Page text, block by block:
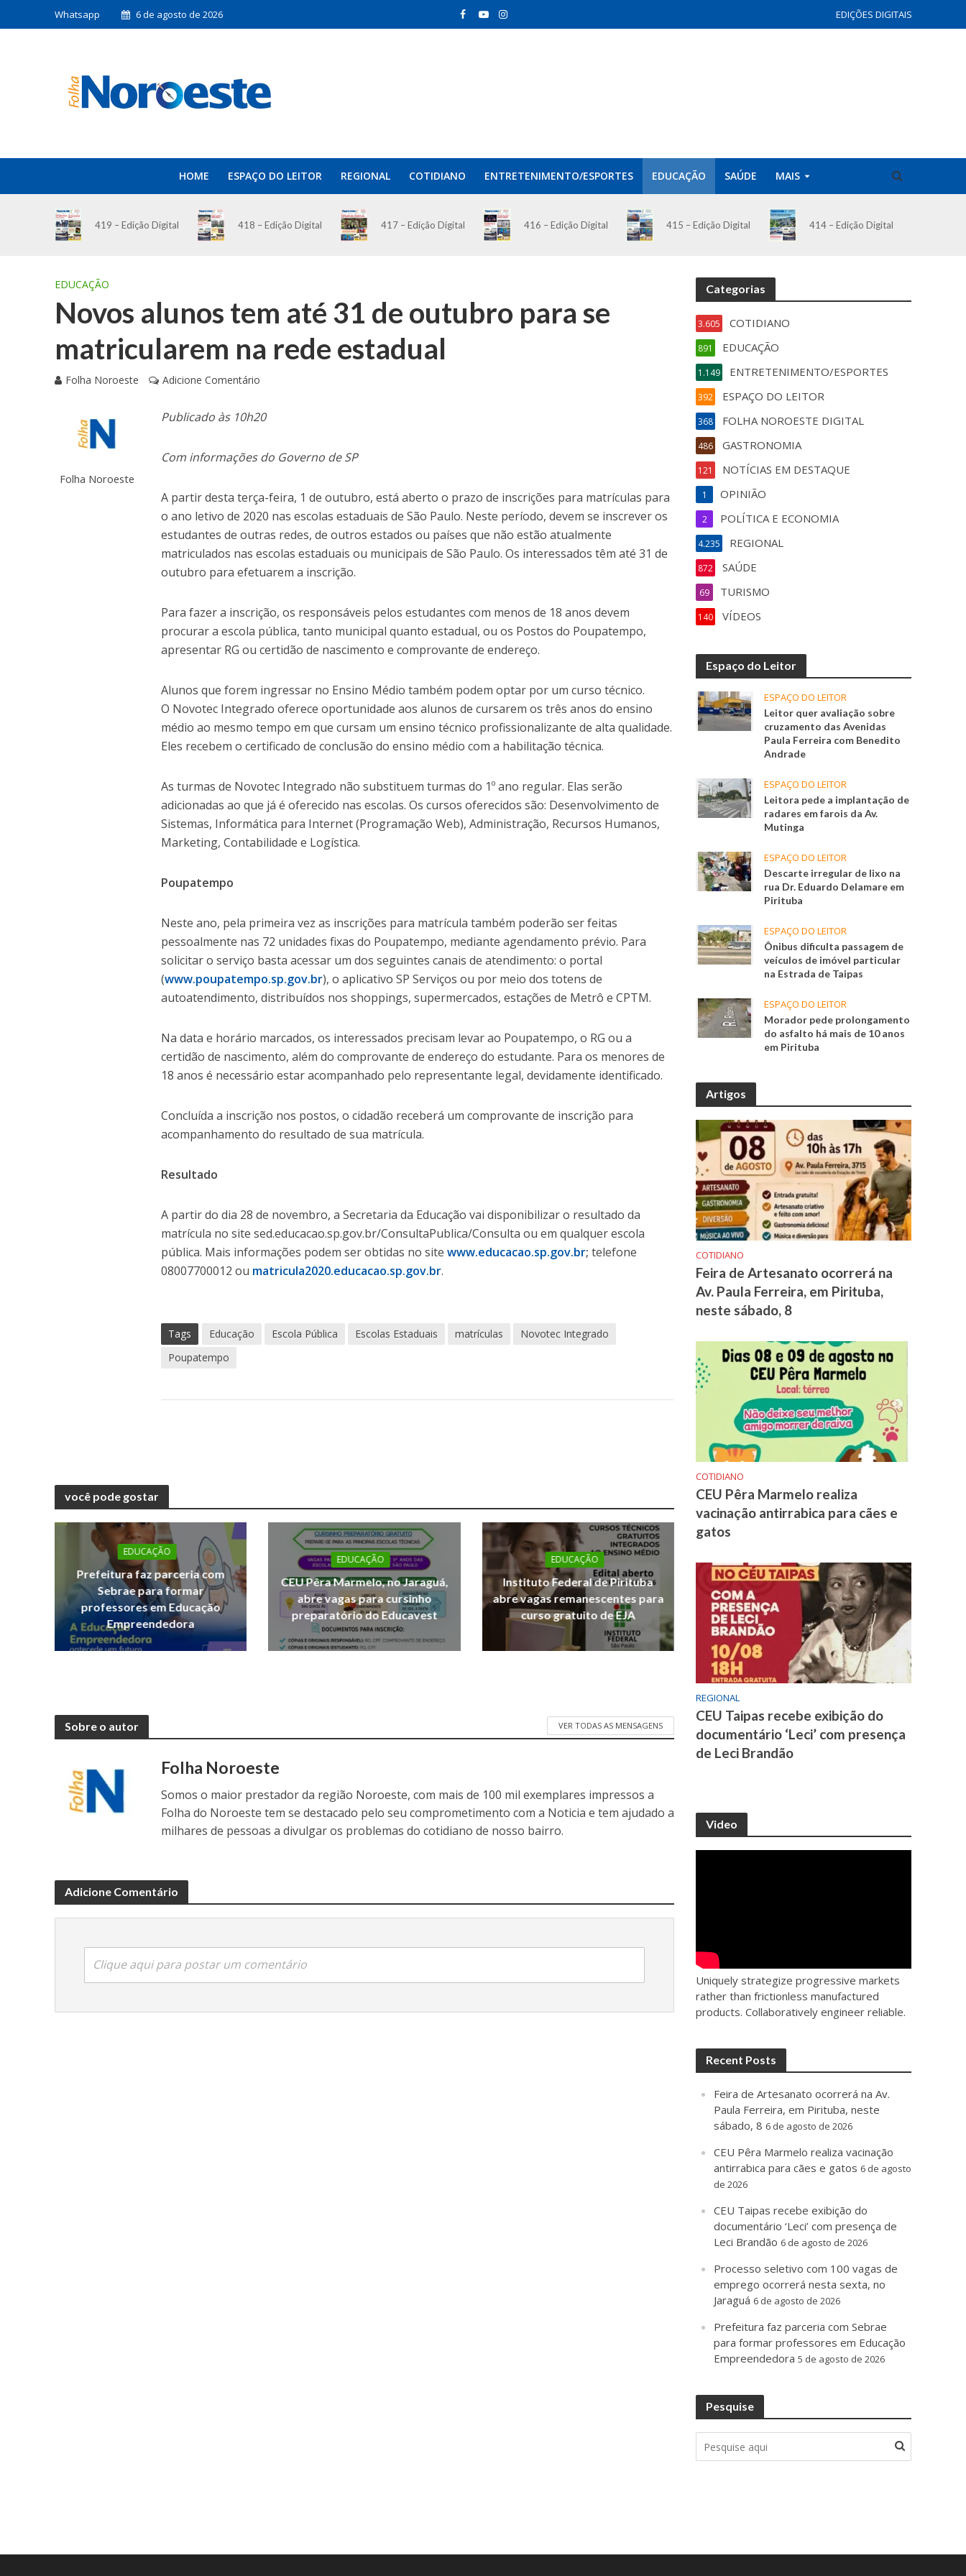
Whatsapp 6 de agosto de 2026 EDIÇÕES DIGITAIS
HOME ESPAÇO DO LEITOR REGIONAL COTIDIANO ENTRETENIMENTO/ESPORTES EDUCAÇÃO SAÚDE MAIS
419 – Edição Digital 418 – Edição Digital 417 – Edição Digital 416 – Edição Digital 415 – Edição Digital 414 – Edição Digital
EDUCAÇÃO
Novos alunos tem até 31 de outubro para se
matricularem na rede estadual
Folha Noroeste Adicione Comentário
Folha Noroeste
Publicado às 10h20
Com informações do Governo de SP
A partir desta terça-feira, 1 de outubro, está aberto o prazo de inscrições para matrículas para
o ano letivo de 2020 nas escolas estaduais de São Paulo. Neste período, devem se inscrever os
estudantes de outras redes, de outros estados ou países que não estão atualmente
matriculados nas escolas estaduais ou municipais de São Paulo. Os interessados têm até 31 de
outubro para efetuarem a inscrição.
Para fazer a inscrição, os responsáveis pelos estudantes com menos de 18 anos devem
procurar a escola pública, tanto municipal quanto estadual, ou os Postos do Poupatempo,
apresentar RG ou certidão de nascimento e comprovante de endereço.
Alunos que forem ingressar no Ensino Médio também podem optar por um curso técnico.
O Novotec Integrado oferece oportunidade aos alunos de cursarem os três anos do ensino
médio ao mesmo tempo em que cursam um ensino técnico profissionalizante de alta qualidade.
Eles recebem o certificado de conclusão do ensino médio com a habilitação técnica.
As turmas de Novotec Integrado não substituem turmas do 1º ano regular. Elas serão
adicionadas ao que já é oferecido nas escolas. Os cursos oferecidos são: Desenvolvimento de
Sistemas, Informática para Internet (Programação Web), Administração, Recursos Humanos,
Marketing, Contabilidade e Logística.
Poupatempo
Neste ano, pela primeira vez as inscrições para matrícula também poderão ser feitas
pessoalmente nas 72 unidades fixas do Poupatempo, mediante agendamento prévio. Para
solicitar o serviço basta acessar um dos seguintes canais de atendimento: o portal
(www.poupatempo.sp.gov.br), o aplicativo SP Serviços ou por meio dos totens de
autoatendimento, distribuídos nos shoppings, supermercados, estações de Metrô e CPTM.
Na data e horário marcados, os interessados precisam levar ao Poupatempo, o RG ou a
certidão de nascimento, além do comprovante de endereço do estudante. Para os menores de
18 anos é necessário estar acompanhado pelo representante legal, devidamente identificado.
Concluída a inscrição nos postos, o cidadão receberá um comprovante de inscrição para
acompanhamento do resultado de sua matrícula.
Resultado
A partir do dia 28 de novembro, a Secretaria da Educação vai disponibilizar o resultado da
matrícula no site sed.educacao.sp.gov.br/ConsultaPublica/Consulta ou em qualquer escola
pública. Mais informações podem ser obtidas no sitewww.educacao.sp.gov.br; telefone
08007700012 ou matricula2020.educacao.sp.gov.br.
Tags Educação Escola Pública Escolas Estaduais matrículas
Novotec Integrado
Poupatempo
você pode gostar
EDUCAÇÃO
Prefeitura faz parceria com
Sebrae para formar
professores em Educação
Empreendedora
EDUCAÇÃO
CEU Pêra Marmelo, no Jaraguá,
abre vagas para cursinho
preparatório do Educavest
EDUCAÇÃO
Instituto Federal de Pirituba
abre vagas remanescentes para
curso gratuito de EJA
Sobre o autor VER TODAS AS MENSAGENS
Folha Noroeste
Somos o maior prestador da região Noroeste, com mais de 100 mil exemplares impressos a
Folha do Noroeste tem se destacado pelo seu comprometimento com a Noticia e tem ajudado a
milhares de pessoas a divulgar os problemas do cotidiano de nosso bairro.
Adicione Comentário
Clique aqui para postar um comentário
Categorias
COTIDIANO
3.605
EDUCAÇÃO
891
ENTRETENIMENTO/ESPORTES
1.149
ESPAÇO DO LEITOR
392
FOLHA NOROESTE DIGITAL
368
GASTRONOMIA
486
NOTÍCIAS EM DESTAQUE
121
OPINIÃO
1
POLÍTICA E ECONOMIA
2
REGIONAL
4.235
SAÚDE
872
TURISMO
69
VÍDEOS
140
Espaço do Leitor
ESPAÇO DO LEITOR
Leitor quer avaliação sobre
cruzamento das Avenidas
Paula Ferreira com Benedito
Andrade
ESPAÇO DO LEITOR
Leitora pede a implantação de
radares em farois da Av.
Mutinga
ESPAÇO DO LEITOR
Descarte irregular de lixo na
rua Dr. Eduardo Delamare em
Pirituba
ESPAÇO DO LEITOR
Ônibus dificulta passagem de
veículos de imóvel particular
na Estrada de Taipas
ESPAÇO DO LEITOR
Morador pede prolongamento
do asfalto há mais de 10 anos
em Pirituba
Artigos
COTIDIANO
Feira de Artesanato ocorrerá na
Av. Paula Ferreira, em Pirituba,
neste sábado, 8
COTIDIANO
CEU Pêra Marmelo realiza
vacinação antirrabica para cães e
gatos
REGIONAL
CEU Taipas recebe exibição do
documentário ‘Leci’ com presença
de Leci Brandão
Video
Uniquely strategize progressive markets
rather than frictionless manufactured
products. Collaboratively engineer reliable.
Recent Posts
Feira de Artesanato ocorrerá na Av.
Paula Ferreira, em Pirituba, neste
sábado, 8 6 de agosto de 2026
CEU Pêra Marmelo realiza vacinação
antirrabica para cães e gatos 6 de agosto
de 2026
CEU Taipas recebe exibição do
documentário ‘Leci’ com presença de
Leci Brandão 6 de agosto de 2026
Processo seletivo com 100 vagas de
emprego ocorrerá nesta sexta, no
Jaraguá 6 de agosto de 2026
Prefeitura faz parceria com Sebrae
para formar professores em Educação
Empreendedora 5 de agosto de 2026
Pesquise